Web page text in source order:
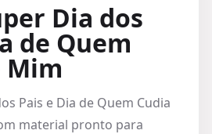
Dia dos
de Quem
Mim
Pais e Dia de Quem Cudia
material pronto para